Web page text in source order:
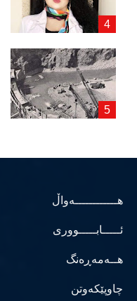
هــــــــــــەواڵ
ئـــــابـــــووری
هــەمەڕەنگ
چاوپێکەوتن